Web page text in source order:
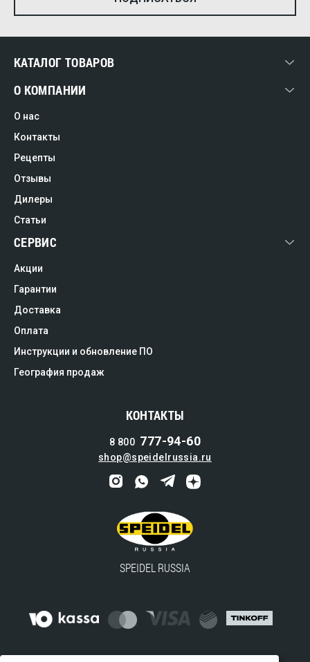
КАТАЛОГ ТОВАРОВ
О КОМПАНИИ
О нас
Контакты
Рецепты
Отзывы
Дилеры
Статьи
СЕРВИС
Акции
Гарантии
Доставка
Оплата
Инструкции и обновление ПО
География продаж
КОНТАКТЫ
8 800 777-94-60
shop@speidelrussia.ru
SPEIDEL RUSSIA